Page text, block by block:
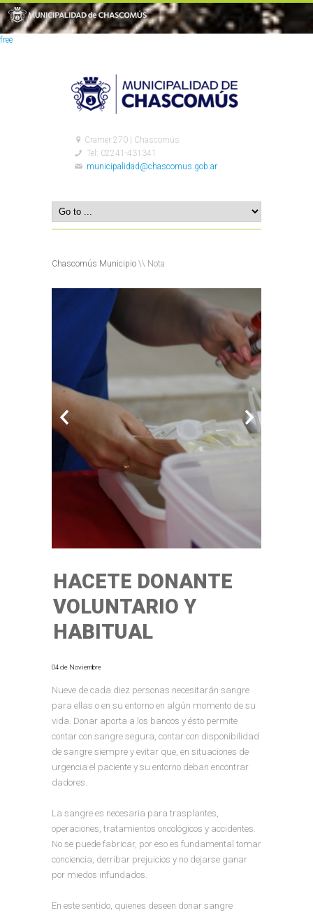
free
Cramer 270 | Chascomús
Tel: 02241-431341
municipalidad@chascomus.gob.ar
Chascomús Municipio \\ Nota
HACETE DONANTE
VOLUNTARIO Y
HABITUAL
04 de Noviembre
Nueve de cada diez personas necesitarán sangre
para ellas o en su entorno en algún momento de su
vida. Donar aporta a los bancos y ésto permite
contar con sangre segura, contar con disponibilidad
de sangre siempre y evitar que, en situaciones de
urgencia el paciente y su entorno deban encontrar
dadores.
La sangre es necesaria para trasplantes,
operaciones, tratamientos oncológicos y accidentes.
No se puede fabricar, por eso es fundamental tomar
conciencia, derribar prejuicios y no dejarse ganar
por miedos infundados.
En este sentido, quienes deseen donar sangre